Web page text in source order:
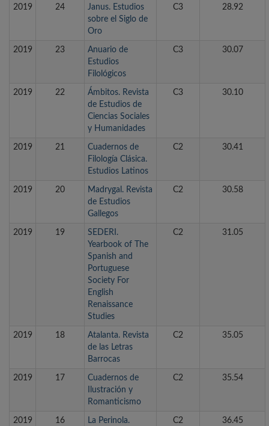
2019 24
Janus. Estudios
sobre el Siglo de
Oro
C3 28.92
2019 23
Anuario de
Estudios
Filológicos
C3 30.07
2019 22
Ámbitos. Revista
de Estudios de
Ciencias Sociales
y Humanidades
C3 30.10
2019 21
Cuadernos de
Filología Clásica.
Estudios Latinos
C2 30.41
2019 20
Madrygal. Revista
de Estudios
Gallegos
C2 30.58
2019 19
SEDERI.
Yearbook of The
Spanish and
Portuguese
Society For
English
Renaissance
Studies
C2 31.05
2019 18
Atalanta. Revista
de las Letras
Barrocas
C2 35.05
2019 17
Cuadernos de
Ilustración y
Romanticismo
C2 35.54
2019 16
La Perinola.
C2 36.45